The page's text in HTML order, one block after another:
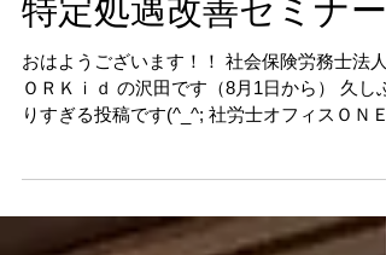
2019年7月29日
特定処遇改善セミナー
ＯＲＫｉｄ の沢田です（8月1日から） 久しぶ
しての 日数も残り３日ということで 個人的に